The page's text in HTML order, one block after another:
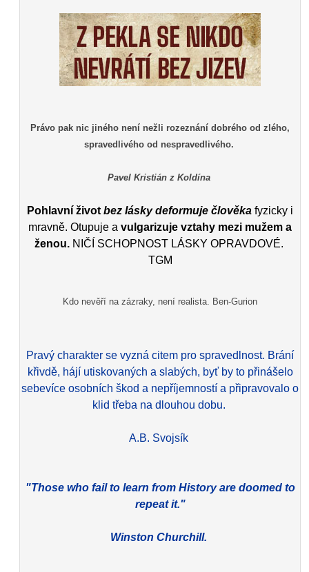
Právo pak nic jiného není nežli rozeznání dobrého od zlého,
spravedlivého od nespravedlivého.
Pavel Kristián z Koldína
Pohlavní život bez lásky deformuje člověka fyzicky i
mravně. Otupuje avulgarizuje vztahy mezi mužem a
ženou. NIČÍ SCHOPNOST LÁSKY OPRAVDOVÉ.
TGM
Kdo nevěří na zázraky, není realista. Ben-Gurion
Pravý charakter se vyzná citem pro spravedlnost. Brání
křivdě, hájí utiskovaných a slabých, byť by to přinášelo
sebevíce osobních škod a nepříjemností a připravovalo o
klid třeba na dlouhou dobu.
A.B. Svojsík
"Those who fail to learn from History are doomed to
repeat it."
Winston Churchill.